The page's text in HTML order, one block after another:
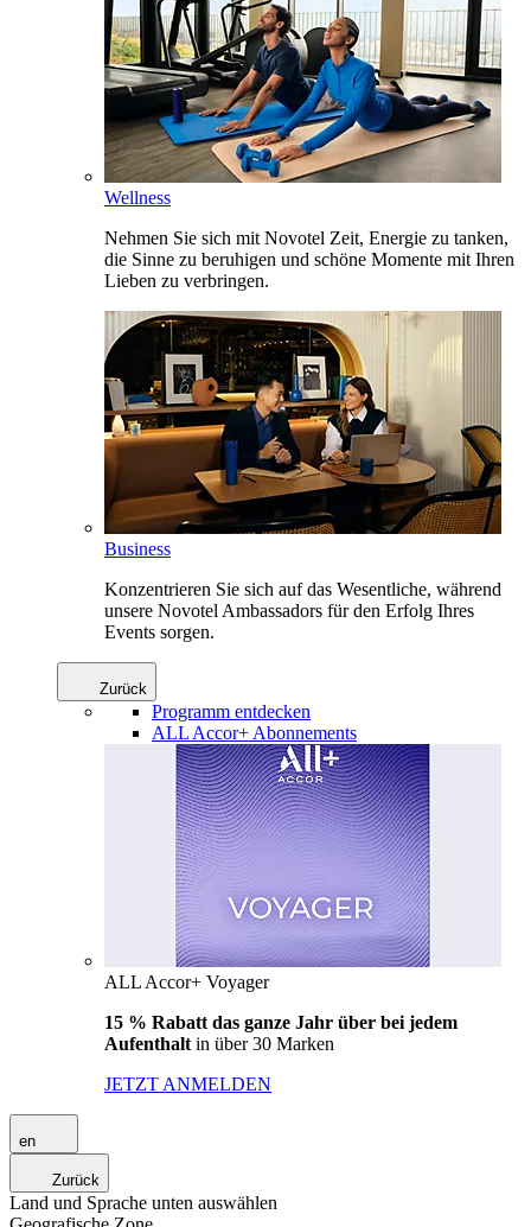
Wellness
Nehmen Sie sich mit Novotel Zeit, Energie zu tanken,
die Sinne zu beruhigen und schöne Momente mit Ihren
Lieben zu verbringen.
Business
Konzentrieren Sie sich auf das Wesentliche, während
unsere Novotel Ambassadors für den Erfolg Ihres
Events sorgen.
Zurück
Programm entdecken
ALL Accor+ Abonnements
ALL Accor+ Voyager
15 % Rabatt das ganze Jahr über bei jedem
Aufenthalt in über 30 Marken
JETZT ANMELDEN
en
Zurück
Land und Sprache unten auswählen